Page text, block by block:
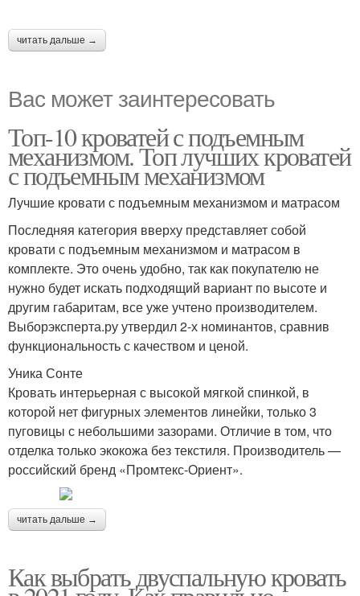
читать дальше →
Вас может заинтересовать
Топ-10 кроватей с подъемным
механизмом. Топ лучших кроватей
с подъемным механизмом
Лучшие кровати с подъемным механизмом и матрасом
Последняя категория вверху представляет собой
кровати с подъемным механизмом и матрасом в
комплекте. Это очень удобно, так как покупателю не
нужно будет искать подходящий вариант по высоте и
другим габаритам, все уже учтено производителем.
Выборэксперта.ру утвердил 2-х номинантов, сравнив
функциональность с качеством и ценой.
Уника Сонте
Кровать интерьерная с высокой мягкой спинкой, в
которой нет фигурных элементов линейки, только 3
пуговицы с небольшими зазорами. Отличие в том, что
отделка только экокожа без текстиля. Производитель —
российский бренд «Промтекс-Ориент».
читать дальше →
Как выбрать двуспальную кровать